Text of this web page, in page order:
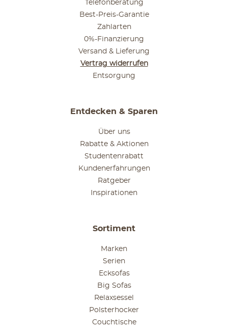
Telefonberatung
Best-Preis-Garantie
Zahlarten
0%-Finanzierung
Versand & Lieferung
Vertrag widerrufen
Entsorgung
Entdecken & Sparen
Über uns
Rabatte & Aktionen
Studentenrabatt
Kundenerfahrungen
Ratgeber
Inspirationen
Sortiment
Marken
Serien
Ecksofas
Big Sofas
Relaxsessel
Polsterhocker
Couchtische